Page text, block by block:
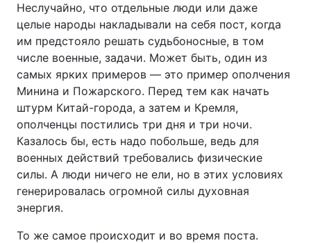
Неслучайно, что отдельные люди или даже
целые народы накладывали на себя пост, когда
им предстояло решать судьбоносные, в том
числе военные, задачи. Может быть, один из
самых ярких примеров — это пример ополчения
Минина и Пожарского. Перед тем как начать
штурм Китай-города, а затем и Кремля,
ополченцы постились три дня и три ночи.
Казалось бы, есть надо побольше, ведь для
военных действий требовались физические
силы. А люди ничего не ели, но в этих условиях
генерировалась огромной силы духовная
энергия.
То же самое происходит и во время поста.